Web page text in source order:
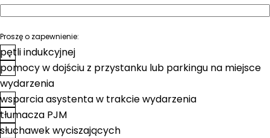
Proszę o zapewnienie:
pętli indukcyjnej
pomocy w dojściu z przystanku lub parkingu na miejsce
wydarzenia
wsparcia asystenta w trakcie wydarzenia
tłumacza PJM
słuchawek wyciszających